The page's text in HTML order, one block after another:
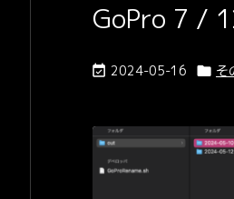
GoPro 7 /
 2024-05-16  そ